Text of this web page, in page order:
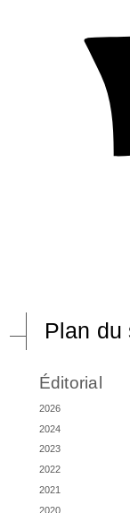
Plan du
Éditorial
2026
2024
2023
2022
2021
2020